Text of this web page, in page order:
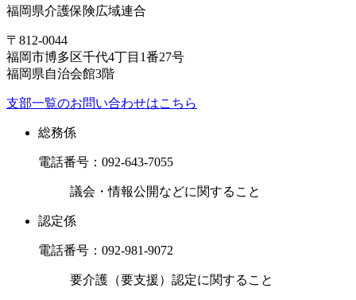
福岡県介護保険広域連合
〒812-0044
福岡市博多区千代4丁目1番27号
福岡県自治会館3階
支部一覧のお問い合わせはこちら
総務係
電話番号： 092-643-7055
議会・情報公開などに関すること
認定係
電話番号： 092-981-9072
要介護（要支援）認定に関すること